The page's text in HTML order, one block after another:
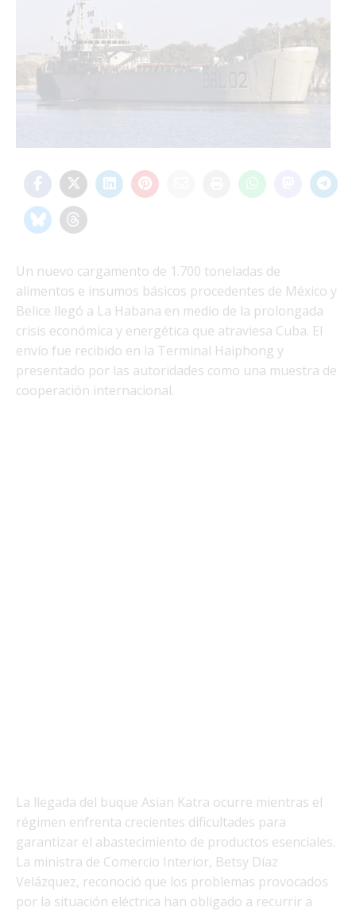
Un nuevo cargamento de 1.700 toneladas de
alimentos e insumos básicos procedentes de México y
Belice llegó a La Habana en medio de la prolongada
crisis económica y energética que atraviesa Cuba. El
envío fue recibido en la Terminal Haiphong y
presentado por las autoridades como una muestra de
cooperación internacional.
La llegada del buque Asian Katra ocurre mientras el
régimen enfrenta crecientes dificultades para
garantizar el abastecimiento de productos esenciales.
La ministra de Comercio Interior, Betsy Díaz
Velázquez, reconoció que los problemas provocados
por la situación eléctrica han obligado a recurrir a